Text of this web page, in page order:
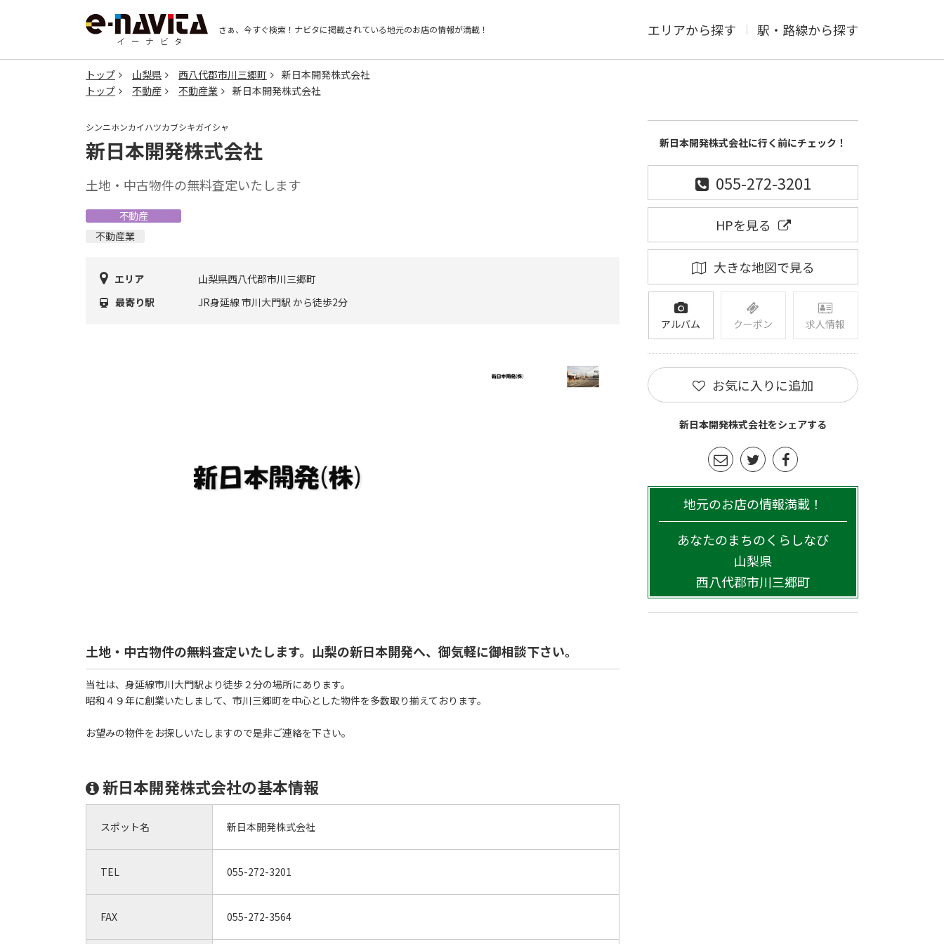
さぁ、今すぐ検索！ ナビタに掲載されている地元のお店の情報が満載！ エリアから探す 駅・路線から探す
トップ 山梨県 西八代郡市川三郷町
新日本開発株式会社
トップ
不動産 不動産業 新日本開発株式会社
シンニホンカイハツカブシキガイシャ
新日本開発株式会社
土地・中古物件の無料査定いたします
不動産
不動産業
エリア
山梨県西八代郡市川三郷町
最寄り駅
JR身延線 市川大門駅 から徒歩2分
土地・中古物件の無料査定いたします。山梨の新日本開発へ、御気軽に御相談下さい。
当社は、身延線市川大門駅より徒歩２分の場所にあります。
昭和４９年に創業いたしまして、市川三郷町を中心とした物件を多数取り揃えております。
お望みの物件をお探しいたしますので是非ご連絡を下さい。
新日本開発株式会社の基本情報
スポット名 新日本開発株式会社
TEL 055-272-3201
FAX 055-272-3564
新日本開発株式会社に行く前にチェック！
055-272-3201
HPを見る
大きな地図で見る
アルバム クーポン 求人情報
お気に入りに追加
新日本開発株式会社をシェアする
地元のお店の情報満載！
あなたのまちのくらしなび
山梨県
西八代郡市川三郷町